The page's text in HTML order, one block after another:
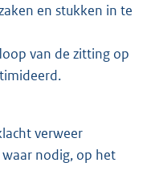
en stukken in te
van de zitting op
verweer
nodig, op het